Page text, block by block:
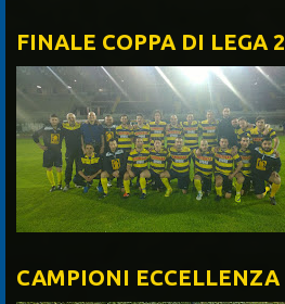
FINALE COPPA DI LEGA
CAMPIONI ECCELLENZA